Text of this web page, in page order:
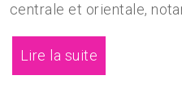
centrale et orientale,
Lire la suite